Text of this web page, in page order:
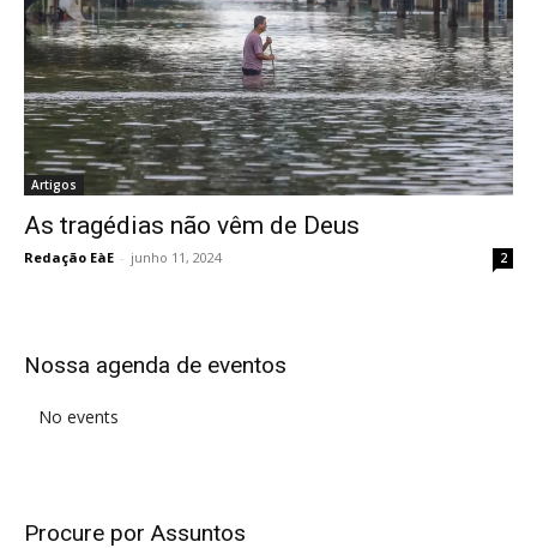
Artigos
As tragédias não vêm de Deus
Redação EàE - junho 11, 2024 2
Nossa agenda de eventos
No events
Procure por Assuntos